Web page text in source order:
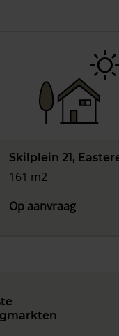
Skilplein 21,
161 m2
Op aanvraag